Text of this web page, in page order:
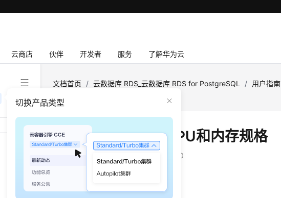
云商店 伙伴 开发者 服务 了解华为云
切换产品类型
文档首页 / 云数据库 RDS_云数据库 RDS for PostgreSQL / 用户指南
手动变更实例的CPU和内存规格
更新时间： 2026-06-12 GMT+08:00